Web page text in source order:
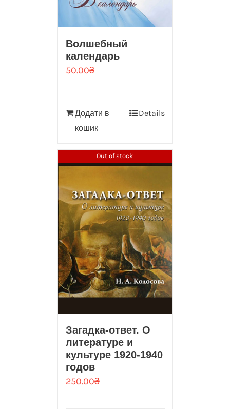
Волшебный
календарь
50.00₴
Додати в
кошик
Details
Out of stock
Загадка-ответ. О
литературе и
культуре 1920-1940
годов
250.00₴